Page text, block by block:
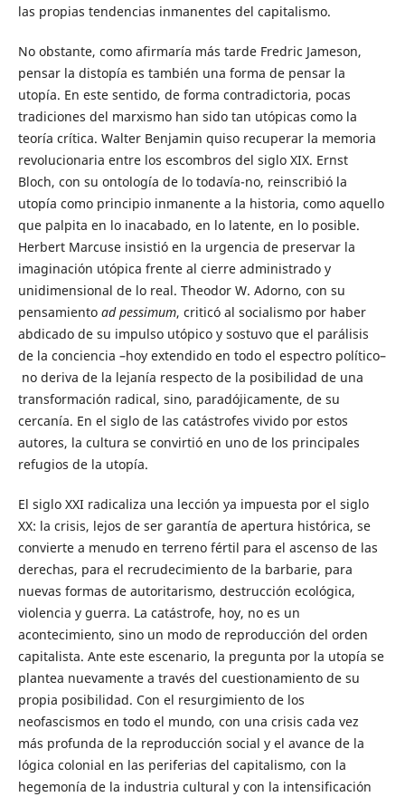
las propias tendencias inmanentes del capitalismo.
No obstante, como afirmaría más tarde Fredric Jameson,
pensar la distopía es también una forma de pensar la
utopía. En este sentido, de forma contradictoria, pocas
tradiciones del marxismo han sido tan utópicas como la
teoría crítica. Walter Benjamin quiso recuperar la memoria
revolucionaria entre los escombros del siglo XIX. Ernst
Bloch, con su ontología de lo todavía-no, reinscribió la
utopía como principio inmanente a la historia, como aquello
que palpita en lo inacabado, en lo latente, en lo posible.
Herbert Marcuse insistió en la urgencia de preservar la
imaginación utópica frente al cierre administrado y
unidimensional de lo real. Theodor W. Adorno, con su
pensamiento ad pessimum, criticó al socialismo por haber
abdicado de su impulso utópico y sostuvo que el parálisis
de la conciencia –hoy extendido en todo el espectro político–
no deriva de la lejanía respecto de la posibilidad de una
transformación radical, sino, paradójicamente, de su
cercanía. En el siglo de las catástrofes vivido por estos
autores, la cultura se convirtió en uno de los principales
refugios de la utopía.
El siglo XXI radicaliza una lección ya impuesta por el siglo
XX: la crisis, lejos de ser garantía de apertura histórica, se
convierte a menudo en terreno fértil para el ascenso de las
derechas, para el recrudecimiento de la barbarie, para
nuevas formas de autoritarismo, destrucción ecológica,
violencia y guerra. La catástrofe, hoy, no es un
acontecimiento, sino un modo de reproducción del orden
capitalista. Ante este escenario, la pregunta por la utopía se
plantea nuevamente a través del cuestionamiento de su
propia posibilidad. Con el resurgimiento de los
neofascismos en todo el mundo, con una crisis cada vez
más profunda de la reproducción social y el avance de la
lógica colonial en las periferias del capitalismo, con la
hegemonía de la industria cultural y con la intensificación